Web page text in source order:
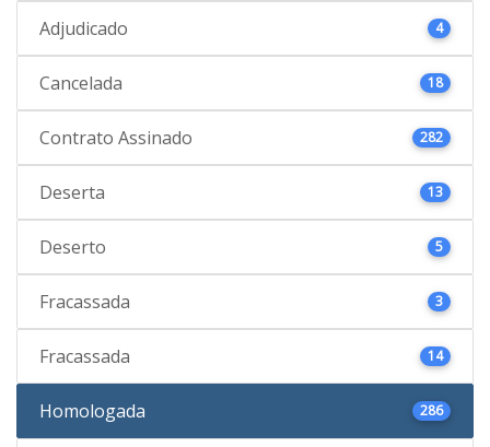
Adjudicado 4
Cancelada 18
Contrato Assinado 282
Deserta 13
Deserto 5
Fracassada 3
Fracassada 14
Homologada 286